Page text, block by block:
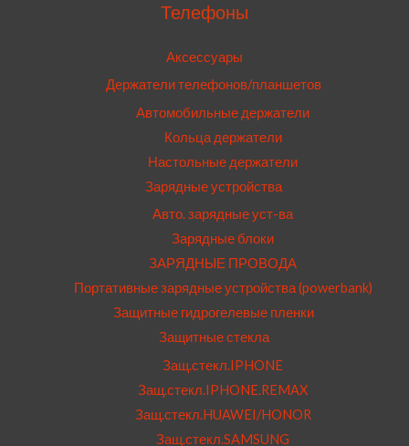
Телефоны
Аксессуары
Держатели телефонов/планшетов
Автомобильные держатели
Кольца держатели
Настольные держатели
Зарядные устройства
Авто. зарядные уст-ва
Зарядные блоки
ЗАРЯДНЫЕ ПРОВОДА
Портативные зарядные устройства (powerbank)
Защитные гидрогелевые пленки
Защитные стекла
Защ.стекл.IPHONE
Защ.стекл.IPHONE.REMAX
Защ.стекл.HUAWEI/HONOR
Защ.стекл.SAMSUNG